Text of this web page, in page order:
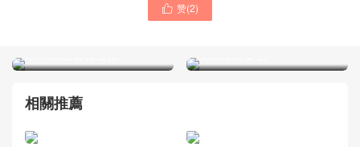
 赞(2)
Malaysia Hermes Kelly Bag
灰/8w新唇膏粉金扣
Malaysia Hermes Kellycut
羅鱷魚 晚宴包
相關推薦